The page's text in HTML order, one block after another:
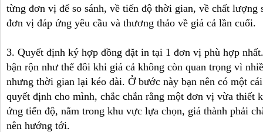
từng đơn vị để so sánh, về tiến độ thời gian, về chất lượng
đơn vị đáp ứng yêu cầu và thương thảo về giá cả lần cuối.
3. Quyết định ký hợp đồng đặt in tại 1 đơn vị phù hợp
bận rộn như thế đôi khi giá cả không còn quan trọng vì
nhưng thời gian lại kéo dài. Ở bước này bạn nên có một
quyết định cho mình, chắc chắn rằng một đơn vị vừa thiết
ứng tiến độ, nằm trong khu vực lựa chọn, giá thành phải
nên hướng tới.